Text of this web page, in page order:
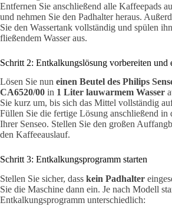
Entfernen Sie anschließend alle Kaffeepads
und nehmen Sie den Padhalter heraus.
Sie den Wassertank vollständig und spülen
fließendem Wasser aus.
Schritt 2: Entkalkungslösung vorbereiten und
Lösen Sie nun einen Beutel des Philips
CA6520/00 in 1 Liter lauwarmem Wasser
Sie kurz um, bis sich das Mittel vollständig
Füllen Sie die fertige Lösung anschließend in
Ihrer Senseo. Stellen Sie den großen
den Kaffeeauslauf.
Schritt 3: Entkalkungsprogramm starten
Stellen Sie sicher, dass kein Padhalter
Sie die Maschine dann ein. Je nach Modell
Entkalkungsprogramm unterschiedlich: